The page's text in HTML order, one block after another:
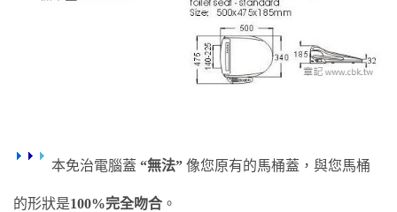
本免治電腦蓋 “無法” 像您原有的馬桶蓋，與您馬桶
的形狀是100%完全吻合 。